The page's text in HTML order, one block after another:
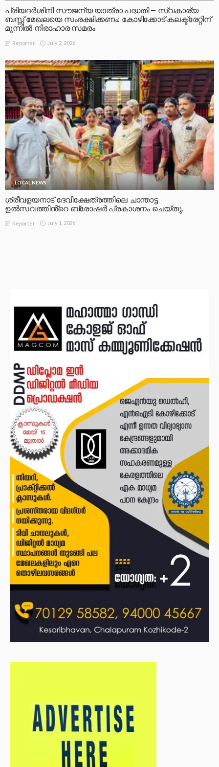
പ്രിയദർശിനി സൗജന്യ യാത്രാ പദ്ധതി – സ്വകാര്യ
ബസ്സ് മേഖലയെ സംരക്ഷിക്കണം: കോഴിക്കോട് കലക്ട്രേറ്റിന്
മുന്നിൽ നിരാഹാര സമരം
Reporter July 2, 2026
LOCAL NEWS
ശ്രീവളയനാട് ദേവീക്ഷേത്രത്തിലെ ചാന്താട്ട
ഉൽസവത്തിൻ്റെ ബ്രോഷർ പ്രകാശനം ചെയ്തു.
Reporter July 1, 2026